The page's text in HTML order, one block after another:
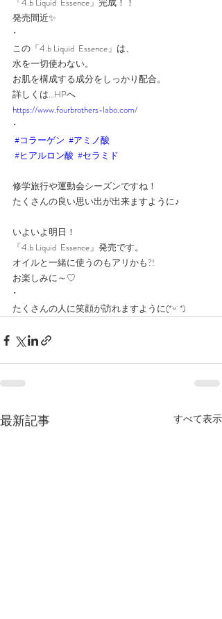
「4.b Liquid  Essence」完成！！
発売間近✨
･
この「4.b Liquid  Essence」は、
水を一切使わない。
お肌を構成する成分をしっかり配合。
詳しくは…HPへ
https://www.fourbrothers-labo.com/
･
#コラーゲン #アミノ酸
#ヒアルロン酸 #セラミド
修学旅行や運動会シーズンですね！
たくさんの良い思い出が出来ますように♪
いよいよ明日！
「4.b Liquid  Essence」発売です。
オイルと一緒に使うのもアリかも?!
お楽しみに～♡
･
たくさんの人に笑顔が訪れますように(*˙ᵕ˙ *)
最新記事 すべて表示